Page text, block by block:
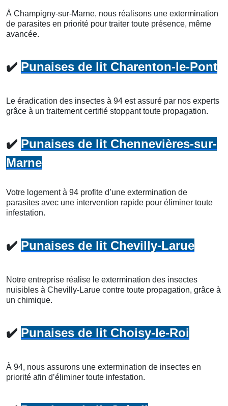
À Champigny-sur-Marne, nous réalisons une extermination
de parasites en priorité pour traiter toute présence, même
avancée.
✔️ Punaises de lit Charenton-le-Pont
Le éradication des insectes à 94 est assuré par nos experts
grâce à un traitement certifié stoppant toute propagation.
✔️ Punaises de lit Chennevières-sur-
Marne
Votre logement à 94 profite d’une extermination de
parasites avec une intervention rapide pour éliminer toute
infestation.
✔️ Punaises de lit Chevilly-Larue
Notre entreprise réalise le extermination des insectes
nuisibles à Chevilly-Larue contre toute propagation, grâce à
un chimique.
✔️ Punaises de lit Choisy-le-Roi
À 94, nous assurons une extermination de insectes en
priorité afin d’éliminer toute infestation.